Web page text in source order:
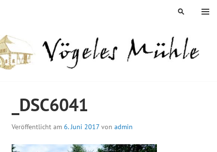
MENÜ
SUCHEN
_DSC6041
Veröffentlicht am 6. Juni 2017 von admin